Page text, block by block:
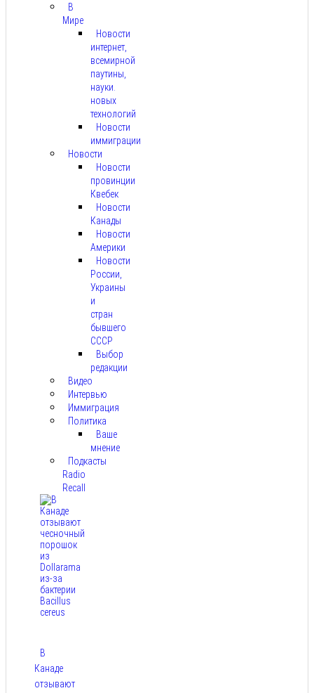
В
Мире
Новости
интернет,
всемирной
паутины,
науки.
новых
технологий
Новости
иммиграции
Новости
Новости
провинции
Квебек
Новости
Канады
Новости
Америки
Новости
России,
Украины
и
стран
бывшего
СССР
Выбор
редакции
Видео
Интервью
Иммиграция
Политика
Ваше
мнение
Подкасты
Radio
Recall
В
Канаде
отзывают